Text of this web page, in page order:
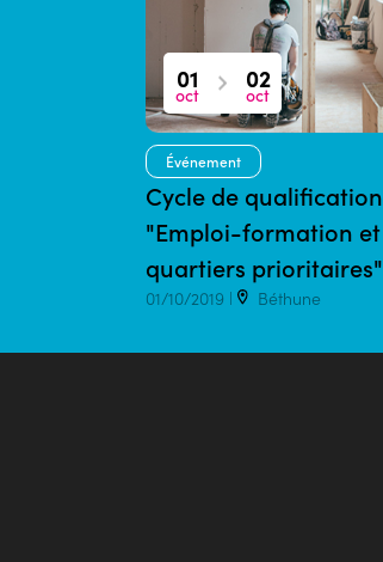
01
oct
02
oct
Événement
Cycle de qualification
"Emploi-formation et
quartiers prioritaires"
01/10/2019 | Béthune